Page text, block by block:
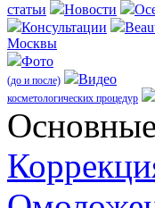
статьи
Новости
Консультации
Москвы
Фото
(до и после) Видео
косметологических процедур